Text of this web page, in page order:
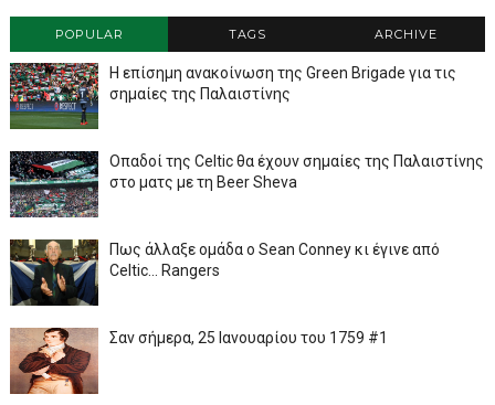
POPULAR TAGS ARCHIVE
Η επίσημη ανακοίνωση της Green Brigade για τις
σημαίες της Παλαιστίνης
Οπαδοί της Celtic θα έχουν σημαίες της Παλαιστίνης
στο ματς με τη Beer Sheva
Πως άλλαξε ομάδα ο Sean Conney κι έγινε από
Celtic... Rangers
Σαν σήμερα, 25 Ιανουαρίου του 1759 #1